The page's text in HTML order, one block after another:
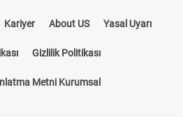
Kariyer About US Yasal Uyarı
Gizlilik Politikası
Metni Kurumsal